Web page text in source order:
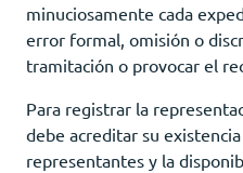
minuciosamente cada
error formal, omisión o
tramitación o provocar el
Para registrar la
debe acreditar su
representantes y la